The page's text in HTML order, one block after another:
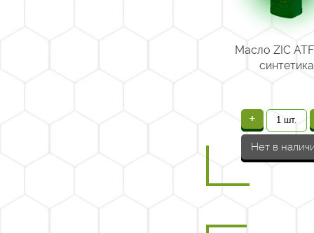
Масло ZIC ATF
синтетика
+
Нет в